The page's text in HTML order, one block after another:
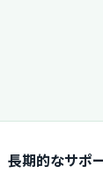
長期的なサポ